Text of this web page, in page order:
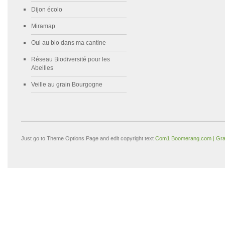
Dijon écolo
Miramap
Oui au bio dans ma cantine
Réseau Biodiversité pour les
Abeilles
Veille au grain Bourgogne
Just go to Theme Options Page and edit copyright text Com1 Boomerang.com |